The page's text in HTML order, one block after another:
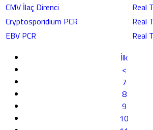
CMV İlaç Direnci
Real
Cryptosporidium PCR
Real
EBV PCR
Real
İlk
<
7
8
9
10